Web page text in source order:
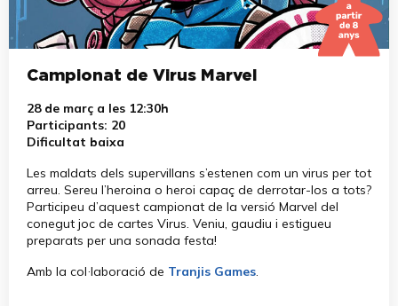
Campionat de Virus Marvel
28 de març a les 12:30h
Participants: 20
Dificultat baixa
Les maldats dels supervillans s’estenen com un virus per tot
arreu. Sereu l’heroina o heroi capaç de derrotar-los a tots?
Participeu d’aquest campionat de la versió Marvel del
conegut joc de cartes Virus. Veniu, gaudiu i estigueu
preparats per una sonada festa!
Amb la col·laboració de Tranjis Games.